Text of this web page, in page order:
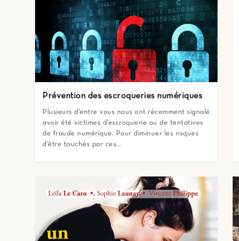
Prévention des escroqueries numériques
Plusieurs d’entre vous nous ont récemment signalé
avoir été victimes d’escroquerie ou de tentatives
de fraude numérique. Pour diminuer les risques
d’être touchés par ces...